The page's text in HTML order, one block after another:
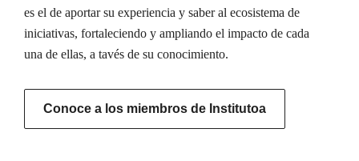
es el de aportar su experiencia y saber al ecosistema de
iniciativas, fortaleciendo y ampliando el impacto de cada
una de ellas, a tavés de su conocimiento.
Conoce a los miembros de Institutoa